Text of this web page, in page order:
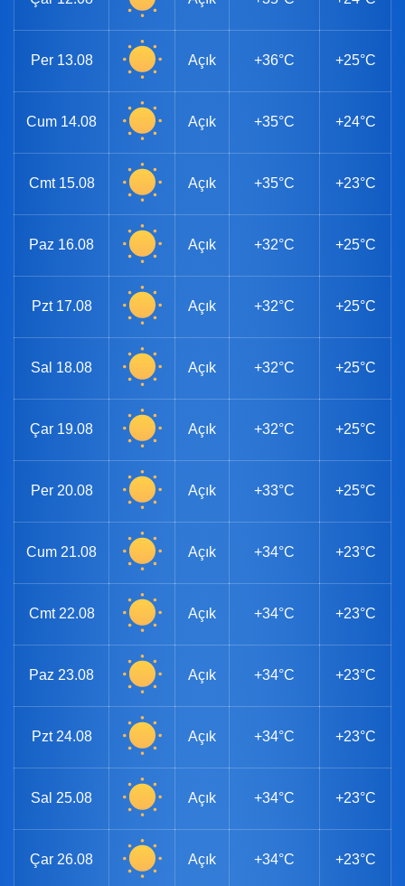
Per 13.08 Açık +36°C +25°C
Cum 14.08 Açık +35°C +24°C
Cmt 15.08 Açık +35°C +23°C
Paz 16.08 Açık +32°C +25°C
Pzt 17.08 Açık +32°C +25°C
Sal 18.08 Açık +32°C +25°C
Çar 19.08 Açık +32°C +25°C
Per 20.08 Açık +33°C +25°C
Cum 21.08 Açık +34°C +23°C
Cmt 22.08 Açık +34°C +23°C
Paz 23.08 Açık +34°C +23°C
Pzt 24.08 Açık +34°C +23°C
Sal 25.08 Açık +34°C +23°C
Çar 26.08 Açık +34°C +23°C